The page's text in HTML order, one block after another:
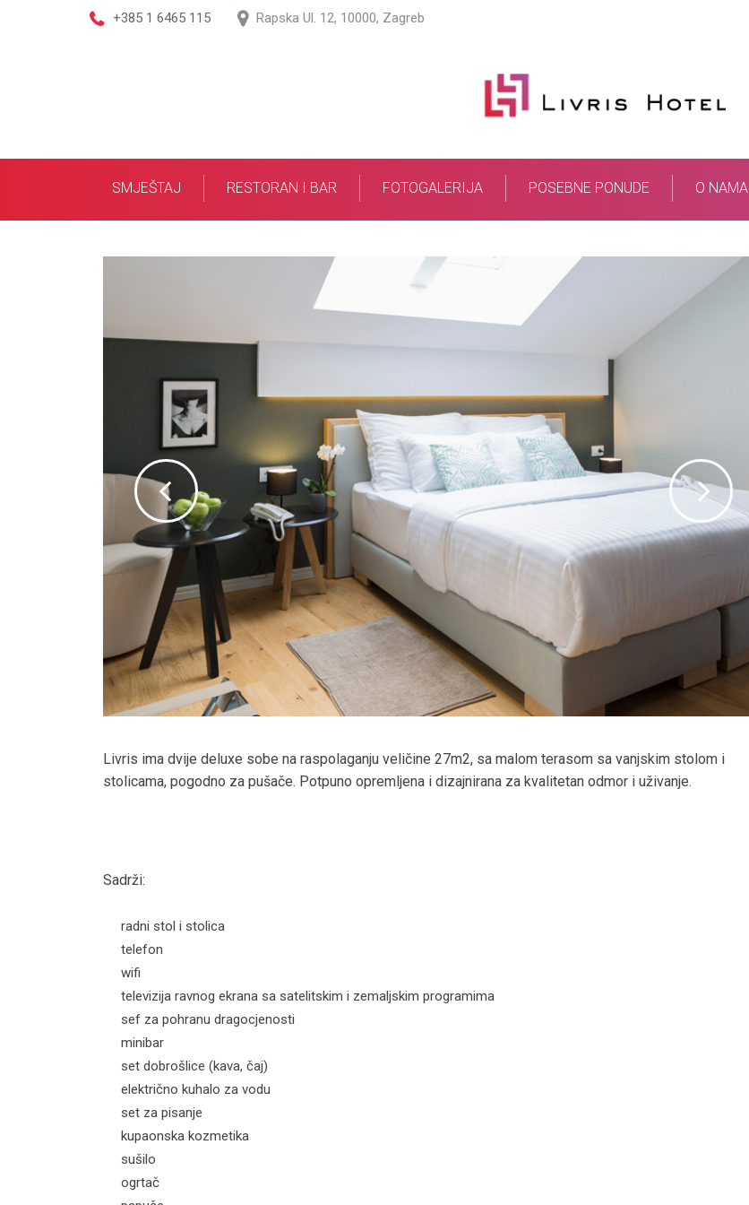
+385 1 6465 115 Rapska Ul. 12, 10000, Zagreb
SMJEŠTAJ RESTORAN I BAR FOTOGALERIJA POSEBNE PONUDE O NAMA
Livris ima dvije deluxe sobe na raspolaganju veličine 27m2, sa malom terasom sa vanjskim stolom i
stolicama, pogodno za pušače. Potpuno opremljena i dizajnirana za kvalitetan odmor i uživanje.
Sadrži:
radni stol i stolica
telefon
wifi
televizija ravnog ekrana sa satelitskim i zemaljskim programima
sef za pohranu dragocjenosti
minibar
set dobrošlice (kava, čaj)
električno kuhalo za vodu
set za pisanje
kupaonska kozmetika
sušilo
ogrtač